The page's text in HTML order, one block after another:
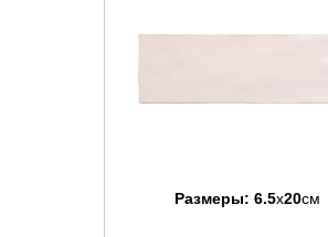
Размеры: 6.5x20см